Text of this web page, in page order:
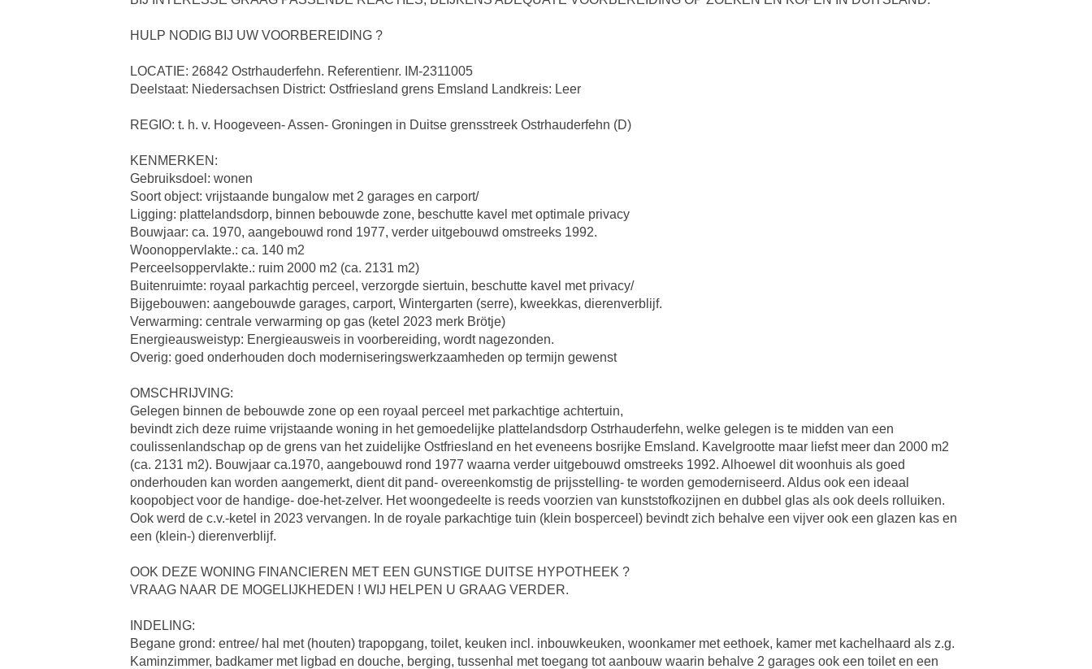
HULP NODIG BIJ UW VOORBEREIDING ?
LOCATIE: 26842 Ostrhauderfehn. Referentienr. IM-2311005
Deelstaat: Niedersachsen District: Ostfriesland grens Emsland Landkreis: Leer
REGIO: t. h. v. Hoogeveen- Assen- Groningen in Duitse grensstreek Ostrhauderfehn (D)
KENMERKEN:
Gebruiksdoel: wonen
Soort object: vrijstaande bungalow met 2 garages en carport/
Ligging: plattelandsdorp, binnen bebouwde zone, beschutte kavel met optimale privacy
Bouwjaar: ca. 1970, aangebouwd rond 1977, verder uitgebouwd omstreeks 1992.
Woonoppervlakte.: ca. 140 m2
Perceelsoppervlakte.: ruim 2000 m2 (ca. 2131 m2)
Buitenruimte: royaal parkachtig perceel, verzorgde siertuin, beschutte kavel met privacy/
Bijgebouwen: aangebouwde garages, carport, Wintergarten (serre), kweekkas, dierenverblijf.
Verwarming: centrale verwarming op gas (ketel 2023 merk Brötje)
Energieausweistyp: Energieausweis in voorbereiding, wordt nagezonden.
Overig: goed onderhouden doch moderniseringswerkzaamheden op termijn gewenst
OMSCHRIJVING:
Gelegen binnen de bebouwde zone op een royaal perceel met parkachtige achtertuin,
bevindt zich deze ruime vrijstaande woning in het gemoedelijke plattelandsdorp Ostrhauderfehn, welke gelegen is te midden van een
coulissenlandschap op de grens van het zuidelijke Ostfriesland en het eveneens bosrijke Emsland. Kavelgrootte maar liefst meer dan 2000 m2
(ca. 2131 m2). Bouwjaar ca.1970, aangebouwd rond 1977 waarna verder uitgebouwd omstreeks 1992. Alhoewel dit woonhuis als goed
onderhouden kan worden aangemerkt, dient dit pand- overeenkomstig de prijsstelling- te worden gemoderniseerd. Aldus ook een ideaal
koopobject voor de handige- doe-het-zelver. Het woongedeelte is reeds voorzien van kunststofkozijnen en dubbel glas als ook deels rolluiken.
Ook werd de c.v.-ketel in 2023 vervangen. In de royale parkachtige tuin (klein bosperceel) bevindt zich behalve een vijver ook een glazen kas en
een (klein-) dierenverblijf.
OOK DEZE WONING FINANCIEREN MET EEN GUNSTIGE DUITSE HYPOTHEEK ?
VRAAG NAAR DE MOGELIJKHEDEN ! WIJ HELPEN U GRAAG VERDER.
INDELING:
Begane grond: entree/ hal met (houten) trapopgang, toilet, keuken incl. inbouwkeuken, woonkamer met eethoek, kamer met kachelhaard als z.g.
Kaminzimmer, badkamer met ligbad en douche, berging, tussenhal met toegang tot aanbouw waarin behalve 2 garages ook een toilet en een